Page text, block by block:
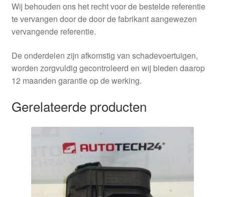
Wij behouden ons het recht voor de bestelde referentie
te vervangen door de door de fabrikant aangewezen
vervangende referentie.
De onderdelen zijn afkomstig van schadevoertuigen,
worden zorgvuldig gecontroleerd en wij bieden daarop
12 maanden garantie op de werking.
Gerelateerde producten